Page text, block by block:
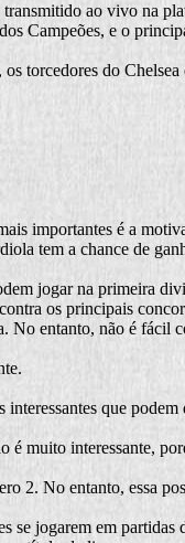
ao vivo na
Campeões, e o
torcedores do
importantes é a
tem a chance de
jogar na primeira
os principais
entanto, não é fácil
que podem
muito interessante,
2. No entanto, essa
se jogarem em partidas